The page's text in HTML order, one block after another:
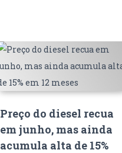
Preço do diesel recua
em junho, mas ainda
acumula alta de 15%